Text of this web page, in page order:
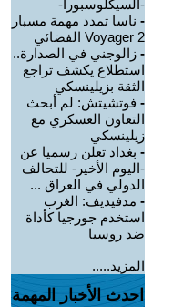
-السيكلوسبورا-
- ناسا تمدد مهمة مسبار
Voyager 2 الفضائي
- زالوجني في الصدارة..
استطلاع يكشف تراجع
الثقة بزيلينسكي
- فوتشيتش: لم أبحث
التعاون العسكري مع
زيلينسكي
- بغداد تعلن رسميا عن
-اليوم الأخير- للتحالف
الدولي في العراق ...
- مدفيديف: الغرب
استخدم جورجيا كأداة
ضد روسيا
المزيد.....
احدث الأخبار المهمة